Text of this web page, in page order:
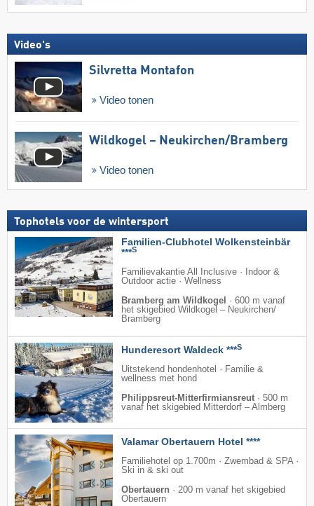
Video's
Silvretta Montafon
Video tonen
Wildkogel – Neukirchen/​Bramberg
Video tonen
Tophotels voor de wintersport
Familien-Clubhotel Wolkensteinbär
***S
Familievakantie All Inclusive · Indoor &
Outdoor actie · Wellness
Bramberg am Wildkogel
· 600 m vanaf
het skigebied Wildkogel – Neukirchen/​
Bramberg
Hunderesort Waldeck ***S
Uitstekend hondenhotel · Familie &
wellness met hond
Philippsreut-Mitterfirmiansreut · 500 m
vanaf het skigebied Mitterdorf – Almberg
Valamar Obertauern Hotel ****
Familiehotel op 1.700m · Zwembad & SPA ·
Ski in & ski out
Obertauern · 200 m vanaf het skigebied
Obertauern